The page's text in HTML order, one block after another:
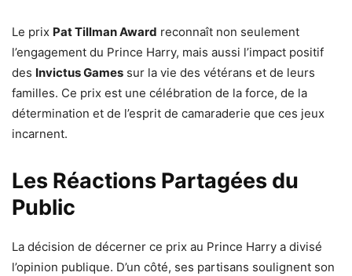
Le prix Pat Tillman Award reconnaît non seulement
l’engagement du Prince Harry, mais aussi l’impact positif
des Invictus Games sur la vie des vétérans et de leurs
familles. Ce prix est une célébration de la force, de la
détermination et de l’esprit de camaraderie que ces jeux
incarnent.
Les Réactions Partagées du
Public
La décision de décerner ce prix au Prince Harry a divisé
l’opinion publique. D’un côté, ses partisans soulignent son